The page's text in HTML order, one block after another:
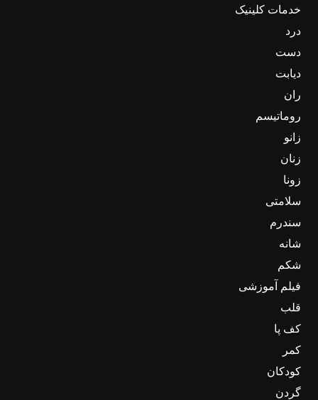
خدمات کلینیک
درد
دست
دیابت
ران
روماتیسم
زانو
زنان
زونا
سلامتی
سندرم
شانه
شکم
فیلم آموزشی
قلب
کف پا
کمر
کودکان
گردن